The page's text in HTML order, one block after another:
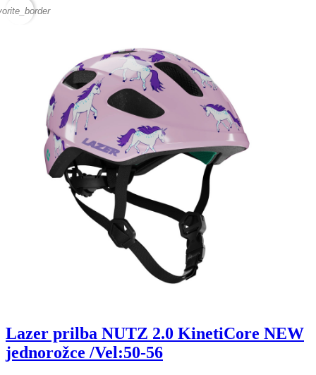
Lazer prilba NUTZ 2.0 KinetiCore NEW
jednorožce /Vel:50-56